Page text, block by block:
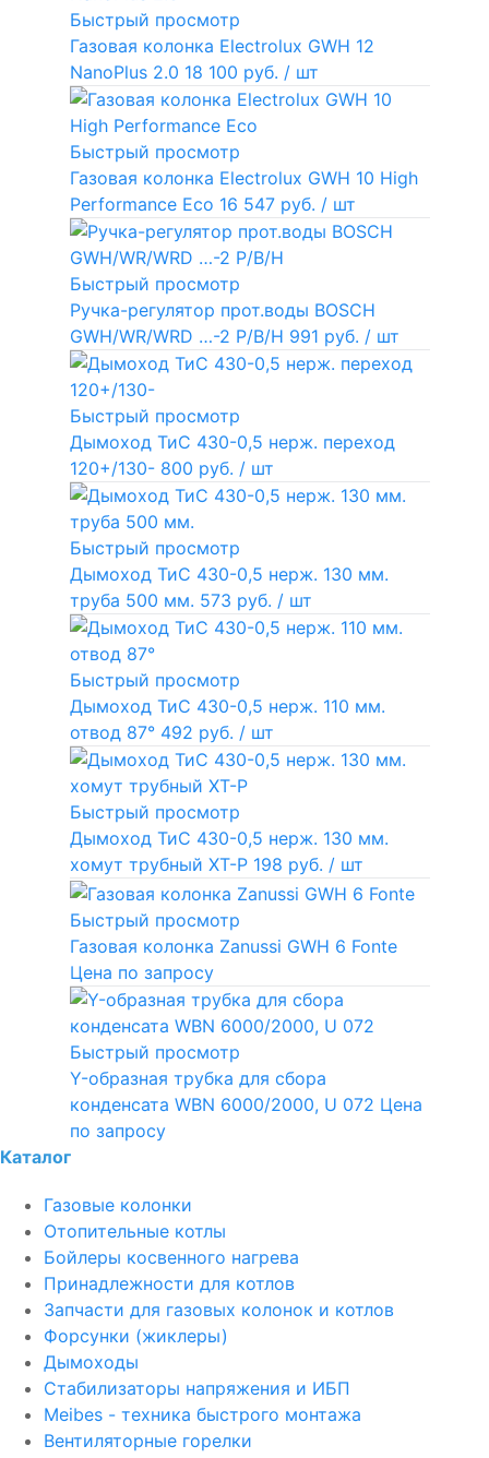
Быстрый просмотр
Газовая колонка Electrolux GWH 12
NanoPlus 2.0 18 100 руб. / шт
Быстрый просмотр
Газовая колонка Electrolux GWH 10 High
Performance Eco 16 547 руб. / шт
Быстрый просмотр
Ручка-регулятор прот.воды BOSCH
GWH/WR/WRD …-2 P/B/H 991 руб. / шт
Быстрый просмотр
Дымоход ТиС 430-0,5 нерж. переход
120+/130- 800 руб. / шт
Быстрый просмотр
Дымоход ТиС 430-0,5 нерж. 130 мм.
труба 500 мм. 573 руб. / шт
Быстрый просмотр
Дымоход ТиС 430-0,5 нерж. 110 мм.
отвод 87° 492 руб. / шт
Быстрый просмотр
Дымоход ТиС 430-0,5 нерж. 130 мм.
хомут трубный ХТ-Р 198 руб. / шт
Быстрый просмотр
Газовая колонка Zanussi GWH 6 Fonte
Цена по запросу
Быстрый просмотр
Y-образная трубка для сбора
конденсата WBN 6000/2000, U 072 Цена
по запросу
Каталог
Газовые колонки
Отопительные котлы
Бойлеры косвенного нагрева
Принадлежности для котлов
Запчасти для газовых колонок и котлов
Форсунки (жиклеры)
Дымоходы
Стабилизаторы напряжения и ИБП
Meibes - техника быстрого монтажа
Вентиляторные горелки